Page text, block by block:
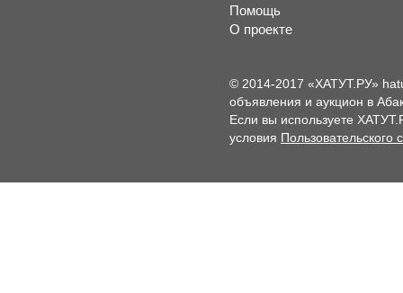
Помощь
О проекте
© 2014-2017 «ХАТУТ.РУ»
объявления и аукцион в
Если вы используете
условия Пользовательского